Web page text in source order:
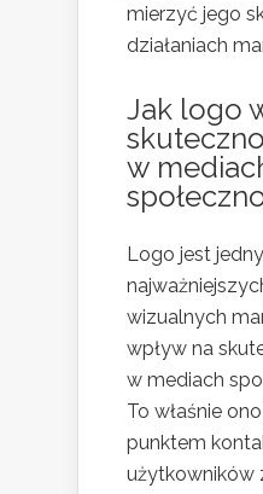
mierzyć jego
działaniach
Jak logo
w
Logo jest
wizualnych
wpływ na
w mediach
To właśnie
punktem
użytkowników